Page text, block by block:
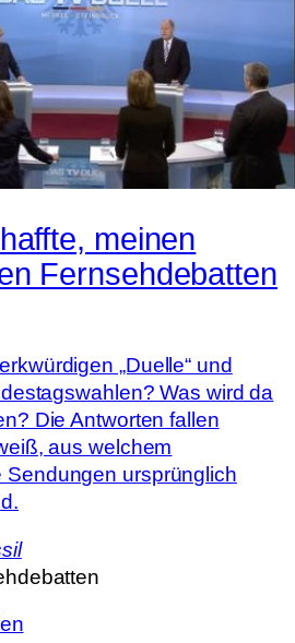
meinen
Fernsehdebatten
„Duelle“ und
Was wird da
Die Antworten fallen
aus welchem
ursprünglich